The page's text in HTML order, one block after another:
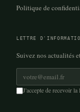
Politique de
LETTRE
Suivez nos actualités
Adresse e-mail *
J'accepte de recevoir